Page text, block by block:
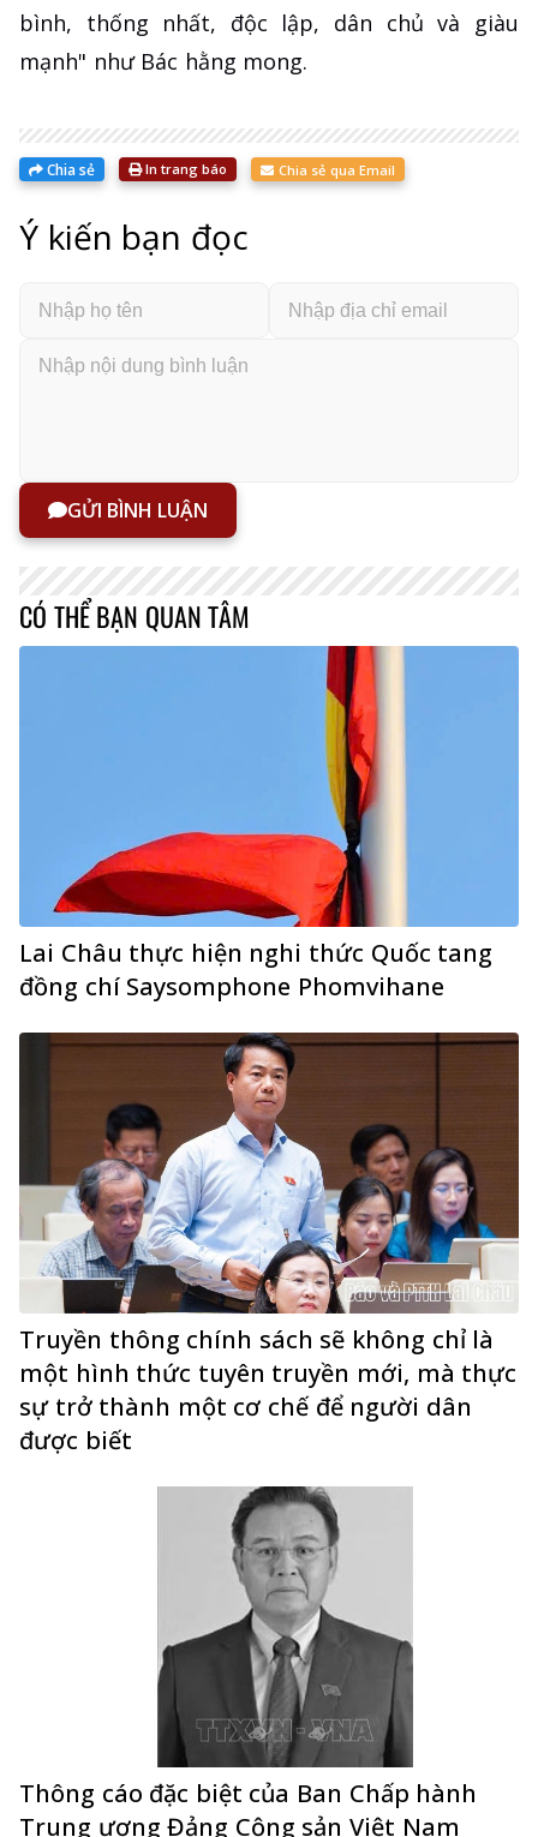
bình, thống nhất, độc lập, dân chủ và giàu
mạnh" như Bác hằng mong.
Chia sẻ In trang báo Chia sẻ qua Email
Ý kiến bạn đọc
GỬI BÌNH LUẬN
CÓ THỂ BẠN QUAN TÂM
Lai Châu thực hiện nghi thức Quốc tang
đồng chí Saysomphone Phomvihane
Truyền thông chính sách sẽ không chỉ là
một hình thức tuyên truyền mới, mà thực
sự trở thành một cơ chế để người dân
được biết
Thông cáo đặc biệt của Ban Chấp hành
Trung ương Đảng Cộng sản Việt Nam